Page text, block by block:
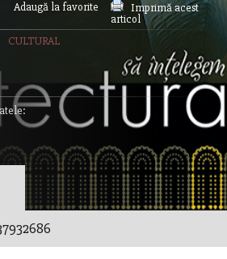
Adaugă la favorite
Imprimă acest
articol
CULTURAL